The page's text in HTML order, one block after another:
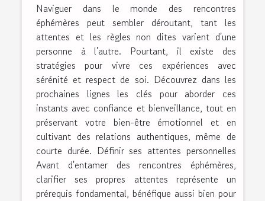
Naviguer dans le monde des rencontres
éphémères peut sembler déroutant, tant les
attentes et les règles non dites varient d'une
personne à l'autre. Pourtant, il existe des
stratégies pour vivre ces expériences avec
sérénité et respect de soi. Découvrez dans les
prochaines lignes les clés pour aborder ces
instants avec confiance et bienveillance, tout en
préservant votre bien-être émotionnel et en
cultivant des relations authentiques, même de
courte durée. Définir ses attentes personnelles
Avant d'entamer des rencontres éphémères,
clarifier ses propres attentes représente un
prérequis fondamental, bénéfique aussi bien pour